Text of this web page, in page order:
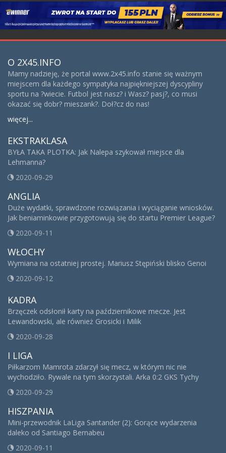
O 2X45.INFO
Mamy nadzieję, że portal www.2x45.info stanie się ważnym
miejscem dla każdego sympatyka najpiękniejszej dyscypliny
sportu na ?wiecie. Futbol jest nasz? i Wasz? pasj?, co musi
okazać się dobr? mieszank?. Doł?cz do nas!
więcej...
EKSTRAKLASA
BYŁA TAKA PLOTKA: Jak Nalepa szykował miejsce dla
Lehmanna?
2020-09-29
ANGLIA
Duże wydatki, sprawdzone rozwiązania i wyciąganie wniosków.
Jak beniaminkowie przygotowują się do startu Premier League?
2020-09-11
WŁOCHY
Wymiana na ostatniej prostej. Mariusz Stępiński blisko Genoi
2020-09-12
KADRA
Brzęczek odsłonił karty na październikowe mecze. Jest
Lewandowski, ale również Grosicki i Milik
2020-09-28
I LIGA
Piłkarzom Mamrota zdarzył się mecz, w którym nic nie
wychodziło. Rywale na tym skorzystali. Arka 0:2 GKS Tychy
2020-09-29
HISZPANIA
Mini-przewodnik LaLiga Santander (2): Gorące wydarzenia
daleko od Santiago Bernabeu
2020-09-11